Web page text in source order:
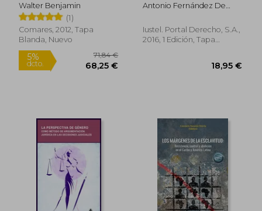
Walter Benjamin
(1)
Comares, 2012, Tapa
Blanda, Nuevo
Antonio Fernández De
Iustel. Portal Derecho, S.A.,
2016, 1 Edición, Tapa